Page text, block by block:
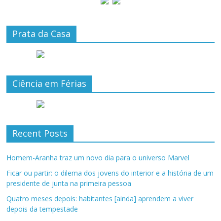
Prata da Casa
Ciência em Férias
Recent Posts
Homem-Aranha traz um novo dia para o universo Marvel
Ficar ou partir: o dilema dos jovens do interior e a história de um
presidente de junta na primeira pessoa
Quatro meses depois: habitantes [ainda] aprendem a viver
depois da tempestade